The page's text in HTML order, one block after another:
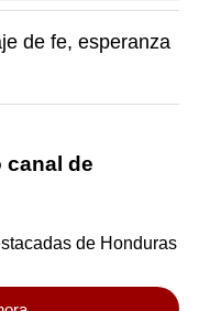
de fe, esperanza
canal de
de Honduras